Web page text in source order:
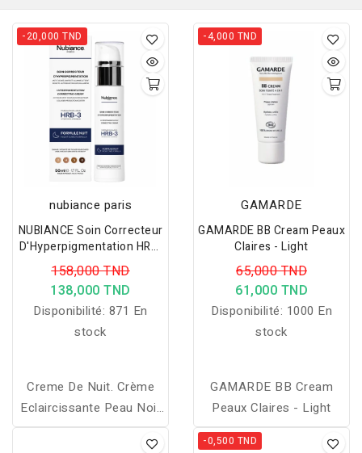
-20,000 TND
nubiance paris
NUBIANCE Soin Correcteur
D'Hyperpigmentation HRB-
3, Crème Anti Tache
Visage De Nuit
158,000 TND
138,000 TND
Disponibilité: 871 En
stock
Creme De Nuit. Crème
Eclaircissante Peau Noir
Puissant Ou Pour Peaux
-4,000 TND
GAMARDE
GAMARDE BB Cream Peaux
Claires - Light
65,000 TND
61,000 TND
Disponibilité: 1000 En
stock
GAMARDE BB Cream
Peaux Claires - Light
-0,500 TND